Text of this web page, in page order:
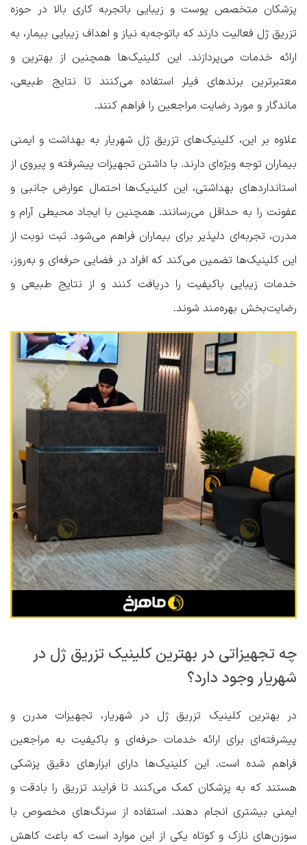
پزشکان متخصص پوست و زیبایی باتجربه کاری بالا در حوزه
تزریق ژل فعالیت دارند که باتوجه‌به نیاز و اهداف زیبایی بیمار، به
ارائه خدمات می‌پردازند. این کلینیک‌ها همچنین از بهترین و
معتبرترین برندهای فیلر استفاده می‌کنند تا نتایج طبیعی،
ماندگار و مورد رضایت مراجعین را فراهم کنند.
علاوه بر این، کلینیک‌های تزریق ژل شهریار به بهداشت و ایمنی
بیماران توجه ویژه‌ای دارند. با داشتن تجهیزات پیشرفته و پیروی از
استانداردهای بهداشتی، این کلینیک‌ها احتمال عوارض جانبی و
عفونت را به حداقل می‌رسانند. همچنین با ایجاد محیطی آرام و
مدرن، تجربه‌ای دلپذیر برای بیماران فراهم می‌شود. ثبت نوبت از
این کلینیک‌ها تضمین می‌کند که افراد در فضایی حرفه‌ای و به‌روز،
خدمات زیبایی باکیفیت را دریافت کنند و از نتایج طبیعی و
رضایت‌بخش بهره‌مند شوند.
چه تجهیزاتی در بهترین کلینیک تزریق ژل در
شهریار وجود دارد؟
در بهترین کلینیک تزریق ژل در شهریار، تجهیزات مدرن و
پیشرفته‌ای برای ارائه خدمات حرفه‌ای و باکیفیت به مراجعین
فراهم شده است. این کلینیک‌ها دارای ابزارهای دقیق پزشکی
هستند که به پزشکان کمک می‌کنند تا فرایند تزریق را بادقت و
ایمنی بیشتری انجام دهند. استفاده از سرنگ‌های مخصوص با
سوزن‌های نازک و کوتاه یکی از این موارد است که باعث کاهش